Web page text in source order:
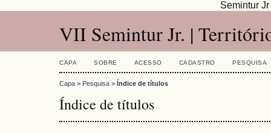
Semintur
VII Semintur Jr. |
CAPA SOBRE ACESSO CADASTRO PESQUISA
Capa > Pesquisa > Índice de títulos
Índice de títulos